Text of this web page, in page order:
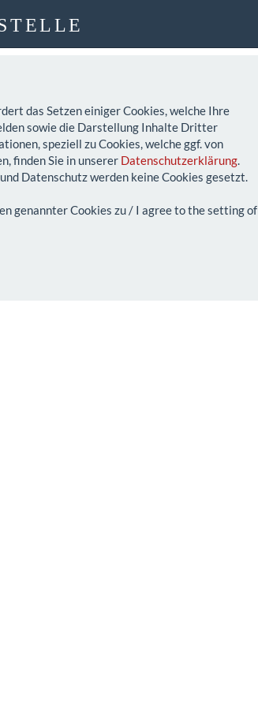
das Setzen einiger Cookies, welche Ihre
sowie die Darstellung Inhalte Dritter
speziell zu Cookies, welche ggf. von
finden Sie in unserer Datenschutzerklärung.
Datenschutz werden keine Cookies gesetzt.
genannter Cookies zu / I agree to the setting of